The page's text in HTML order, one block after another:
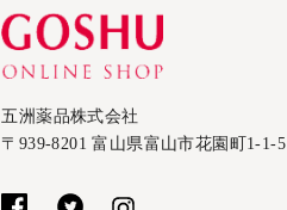
五洲薬品株式会社
〒939-8201 富山県富山市花園町1-1-5